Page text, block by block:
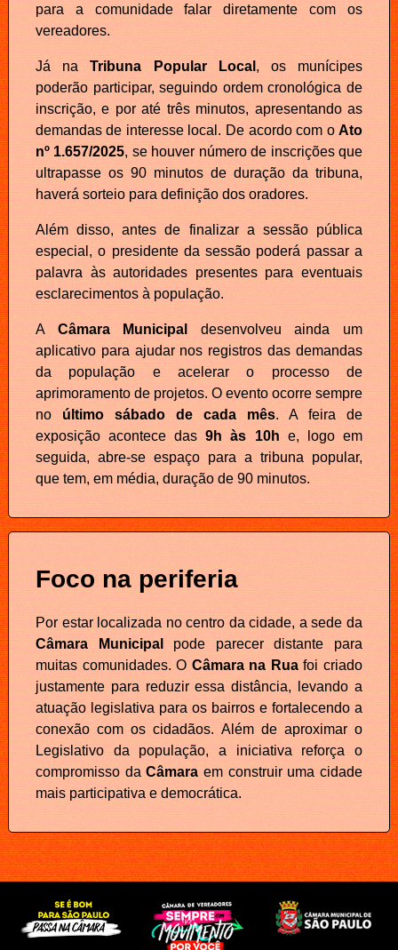
para a comunidade falar diretamente com os
vereadores.
Já na Tribuna Popular Local , os munícipes
poderão participar, seguindo ordem cronológica de
inscrição, e por até três minutos, apresentando as
demandas de interesse local. De acordo com oAto
nº 1.657/2025, se houver número de inscrições que
ultrapasse os 90 minutos de duração da tribuna,
haverá sorteio para definição dos oradores.
Além disso, antes de finalizar a sessão pública
especial, o presidente da sessão poderá passar a
palavra às autoridades presentes para eventuais
esclarecimentos à população.
A Câmara Municipal
desenvolveu ainda um
aplicativo para ajudar nos registros das demandas
da população e acelerar o processo de
aprimoramento de projetos. O evento ocorre sempre
no último sábado de cada mês. A feira de
exposição acontece das9h às 10h e, logo em
seguida, abre-se espaço para a tribuna popular,
que tem, em média, duração de 90 minutos.
Foco na periferia
Por estar localizada no centro da cidade, a sede da
Câmara Municipal
pode parecer distante para
muitas comunidades. O Câmara na Ruafoi criado
justamente para reduzir essa distância, levando a
atuação legislativa para os bairros e fortalecendo a
conexão com os cidadãos. Além de aproximar o
Legislativo da população, a iniciativa reforça o
compromisso daCâmara em construir uma cidade
mais participativa e democrática.